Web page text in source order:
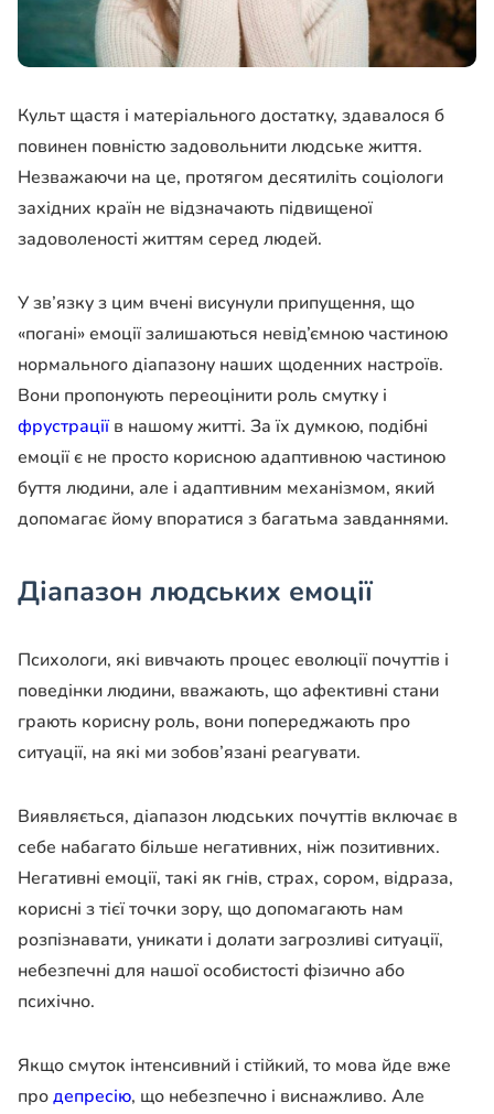
Культ щастя і матеріального достатку, здавалося б
повинен повністю задовольнити людське життя.
Незважаючи на це, протягом десятиліть соціологи
західних країн не відзначають підвищеної
задоволеності життям серед людей.
У зв’язку з цим вчені висунули припущення, що
«погані» емоції залишаються невід’ємною частиною
нормального діапазону наших щоденних настроїв.
Вони пропонують переоцінити роль смутку і
фрустраціїв нашому житті. За їх думкою, подібні
емоції є не просто корисною адаптивною частиною
буття людини, але і адаптивним механізмом, який
допомагає йому впоратися з багатьма завданнями.
Діапазон людських емоції
Психологи, які вивчають процес еволюції почуттів і
поведінки людини, вважають, що афективні стани
грають корисну роль, вони попереджають про
ситуації, на які ми зобов’язані реагувати.
Виявляється, діапазон людських почуттів включає в
себе набагато більше негативних, ніж позитивних.
Негативні емоції, такі як гнів, страх, сором, відраза,
корисні з тієї точки зору, що допомагають нам
розпізнавати, уникати і долати загрозливі ситуації,
небезпечні для нашої особистості фізично або
психічно.
Якщо смуток інтенсивний і стійкий, то мова йде вже
продепресію, що небезпечно і виснажливо. Але